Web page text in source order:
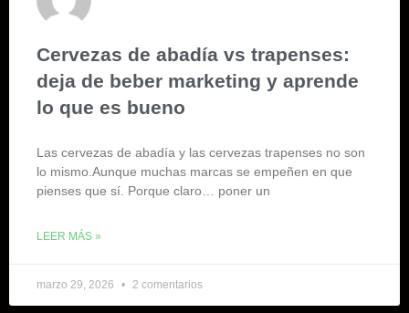
Cervezas de abadía vs trapenses:
deja de beber marketing y aprende
lo que es bueno
Las cervezas de abadía y las cervezas trapenses no son
lo mismo.Aunque muchas marcas se empeñen en que
pienses que sí. Porque claro… poner un
LEER MÁS »
marzo 29, 2026 2 comentarios